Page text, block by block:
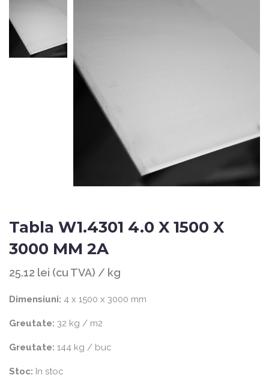
Tabla W1.4301 4.0 X 1500 X
3000 MM 2A
25.12 lei (cu TVA) / kg
Dimensiuni: 4 x 1500 x 3000 mm
Greutate: 32 kg / m2
Greutate: 144 kg / buc
Stoc: In stoc